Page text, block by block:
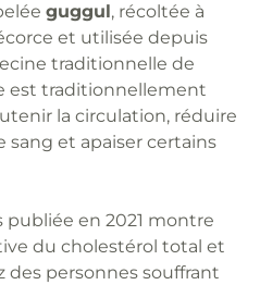
guggul, récoltée à
et utilisée depuis
traditionnelle de
est traditionnellement
la circulation, réduire
sang et apaiser certains
publiée en 2021 montre
du cholestérol total et
des personnes souffrant